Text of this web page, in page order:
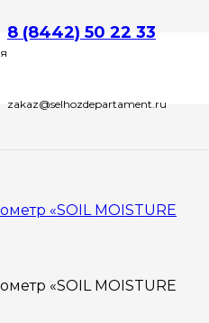
8 (8442) 50 22 33
zakaz@selhozdepartament.ru
окружающей
«SOIL MOISTURE
«SOIL MOISTURE